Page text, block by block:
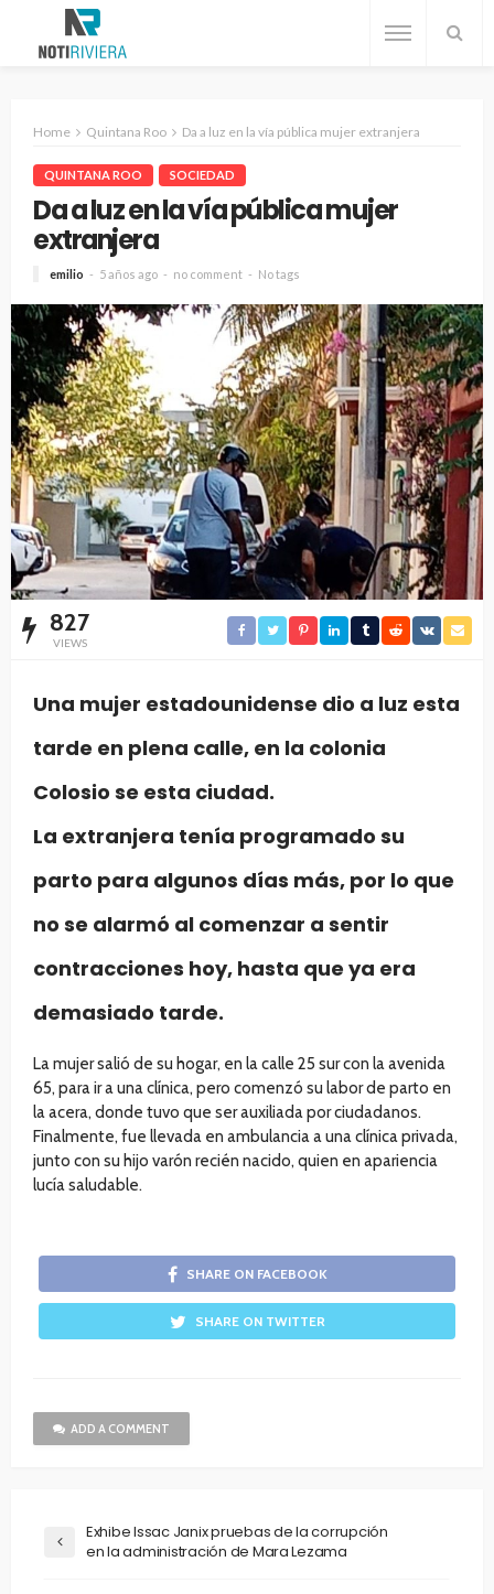
Home Quintana Roo Da a luz en la vía pública mujer extranjera
QUINTANA ROO SOCIEDAD
Da a luz en la vía pública mujer
extranjera
emilio 5 años ago no comment No tags
827
VIEWS
Una mujer estadounidense dio a luz esta
tarde en plena calle, en la colonia
Colosio se esta ciudad.
La extranjera tenía programado su
parto para algunos días más, por lo que
no se alarmó al comenzar a sentir
contracciones hoy, hasta que ya era
demasiado tarde.
La mujer salió de su hogar, en la calle 25 sur con la avenida
65, para ir a una clínica, pero comenzó su labor de parto en
la acera, donde tuvo que ser auxiliada por ciudadanos.
Finalmente, fue llevada en ambulancia a una clínica privada,
junto con su hijo varón recién nacido, quien en apariencia
lucía saludable.
SHARE ON FACEBOOK
SHARE ON TWITTER
ADD A COMMENT
Exhibe Issac Janix pruebas de la corrupción
en la administración de Mara Lezama